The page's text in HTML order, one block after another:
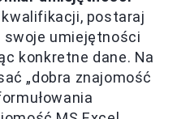
postaraj
swoje umiejętności
konkretne dane. Na
„dobra znajomość